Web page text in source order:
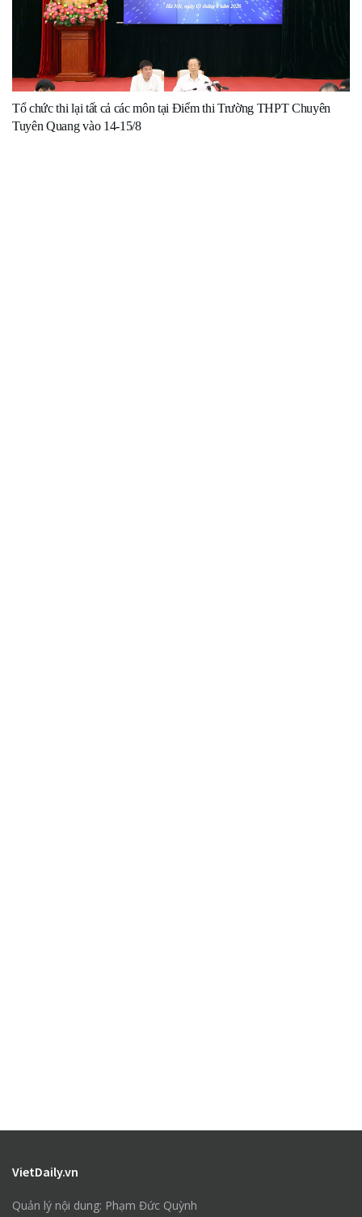
Tổ chức thi lại tất cả các môn tại Điểm thi Trường THPT Chuyên
Tuyên Quang vào 14-15/8
VietDaily.vn
Quản lý nội dung: Phạm Đức Quỳnh